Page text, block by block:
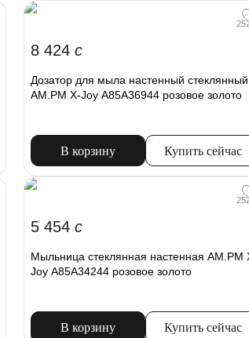
8 424 c
Дозатор для мыла настенный стеклянный
AM.PM X-Joy A85A36944 розовое золото
В корзину Купить сейчас
5 454 c
Мыльница стеклянная настенная AM.PM
Joy A85A34244 розовое золото
В корзину Купить сейчас